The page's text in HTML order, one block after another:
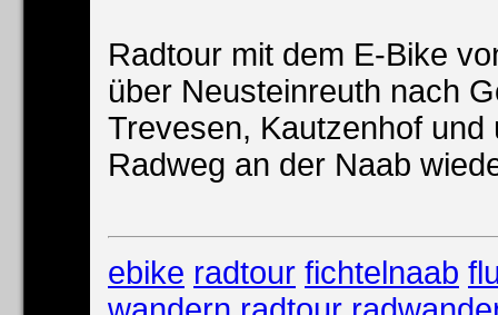
Radtour mit dem E-Bike
über Neusteinreuth nach
Trevesen, Kautzenhof und
Radweg an der Naab
ebike radtour fichtelnaab